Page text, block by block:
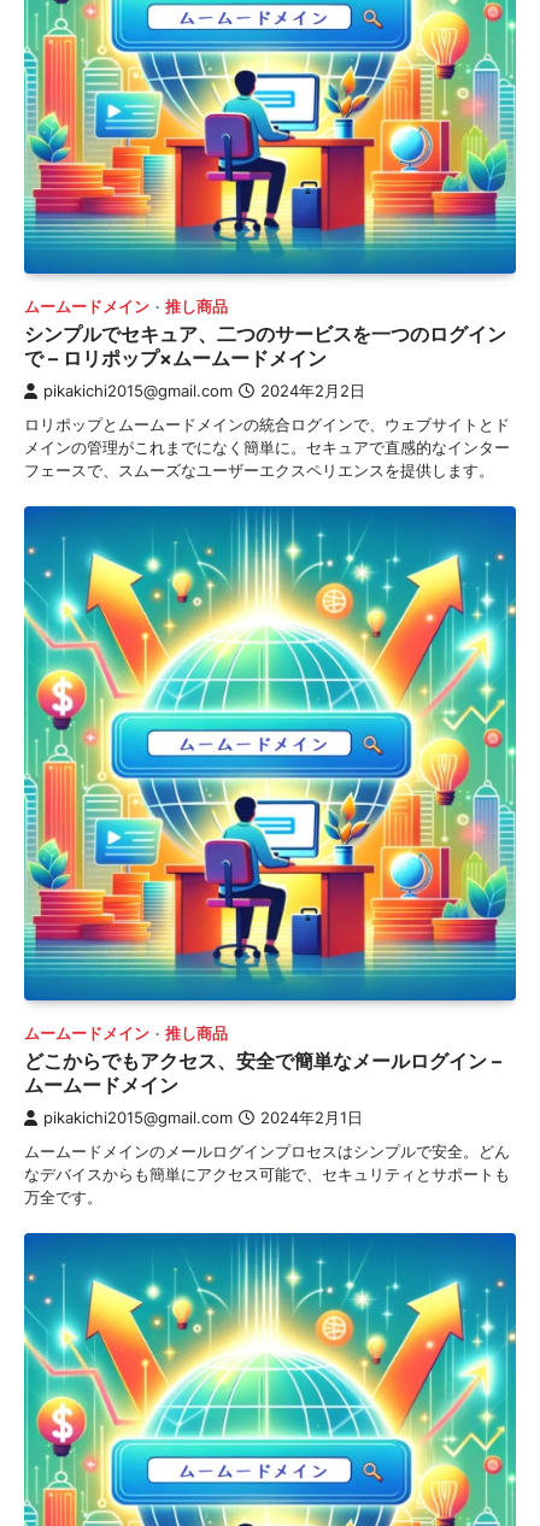
ムームードメイン 推し商品
シンプルでセキュア、二つのサービスを一つのログイン
で – ロリポップ×ムームードメイン
pikakichi2015@gmail.com 2024年2月2日
ロリポップとムームードメインの統合ログインで、ウェブサイトとド
メインの管理がこれまでになく簡単に。セキュアで直感的なインター
フェースで、スムーズなユーザーエクスペリエンスを提供します。
ムームードメイン 推し商品
どこからでもアクセス、安全で簡単なメールログイン –
ムームードメイン
pikakichi2015@gmail.com 2024年2月1日
ムームードメインのメールログインプロセスはシンプルで安全。どん
なデバイスからも簡単にアクセス可能で、セキュリティとサポートも
万全です。